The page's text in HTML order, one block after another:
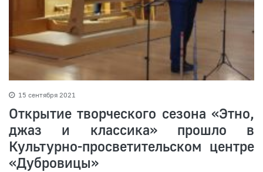
15 сентября 2021
Открытие творческого сезона «Этно,
джаз и классика» прошло в
Культурно-просветительском центре
«Дубровицы»